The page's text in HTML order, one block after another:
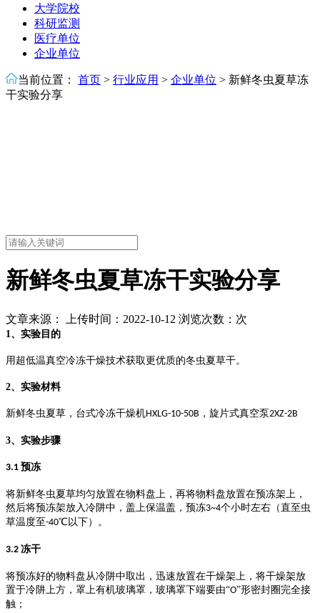
大学院校
科研监测
医疗单位
企业单位
当前位置： 首页 > 行业应用 > 企业单位 > 新鲜冬虫夏草冻
干实验分享
新鲜冬虫夏草冻干实验分享
文章来源： 上传时间：2022-10-12 浏览次数： 次
1、 实验目的
用 超低温真空冷冻干燥技术获取更优质的冬虫夏草干。
2、 实验材料
新鲜冬虫夏草，台式冷冻干燥机HXLG-10-50B ，旋片式真空泵2XZ-2B
3、 实验步骤
3.1 预冻
将新鲜冬虫夏草均匀放置在物料盘上，再将物料盘放置在预冻架上，
然后将预冻架放入冷阱中，盖上保温盖，预冻3~4个小时左右（直至虫
草温度至-40℃以下）。
3.2 冻干
将预冻好的物料盘从冷阱中取出，迅速放置在干燥架上，将干燥架放
置于冷阱上方，罩上有机玻璃罩，玻璃罩下端要由“O”形密封圈完全接
触；